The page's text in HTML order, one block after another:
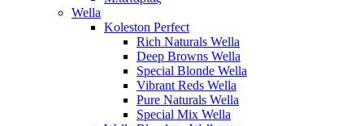
Wella
Koleston Perfect
Rich Naturals Wella
Deep Browns Wella
Special Blonde Wella
Vibrant Reds Wella
Pure Naturals Wella
Special Mix Wella